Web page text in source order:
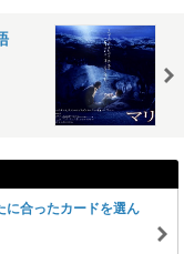
に合ったカードを選ん